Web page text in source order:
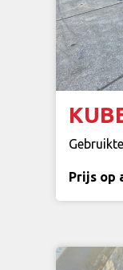
Prijs op